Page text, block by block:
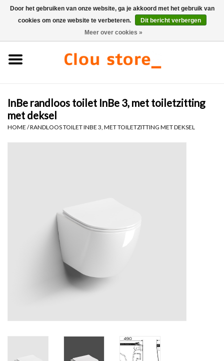
0 Artikelen - €0,00
Fonteinsets
Badkamer accessoires
InBe randloos toilet InBe 3, met toiletzitting
met deksel
HOME /RANDLOOS TOILET INBE 3, MET TOILETZITTING MET DEKSEL
Door het gebruiken van onze website, ga je akkoord met het gebruik van
cookies om onze website te verbeteren.
Dit bericht verbergen
Meer over cookies »